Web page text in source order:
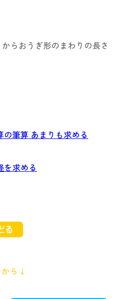
らおうぎ形のまわりの長さ
筆算 あまりも求める
求める
ら↓